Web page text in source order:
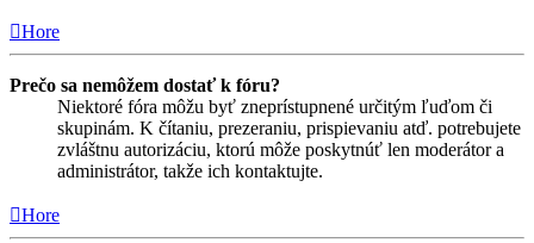
Hore
Prečo sa nemôžem dostať k fóru?
Niektoré fóra môžu byť zneprístupnené určitým ľuďom či
skupinám. K čítaniu, prezeraniu, prispievaniu atď. potrebujete
zvláštnu autorizáciu, ktorú môže poskytnúť len moderátor a
administrátor, takže ich kontaktujte.
Hore